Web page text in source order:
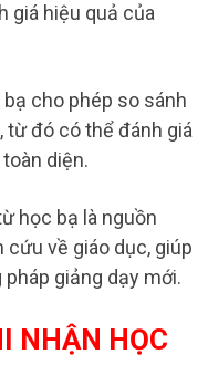
giá hiệu quả của
cho phép so sánh
từ đó có thể đánh giá
diện.
học bạ là nguồn
về giáo dục, giúp
giảng dạy mới.
NHẬN HỌC